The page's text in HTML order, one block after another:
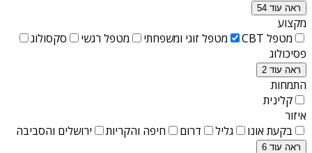
ראה עוד 54
מקצוע
מטפל CBT
מטפל זוגי ומשפחתי מטפל רגשי
סקסולוג
פסיכולוג
ראה עוד 2
התמחות
קלינית
איזור
בקעת אונו
גליל דרום חיפה והקריות ירושלים והסביבה
ראה עוד 6